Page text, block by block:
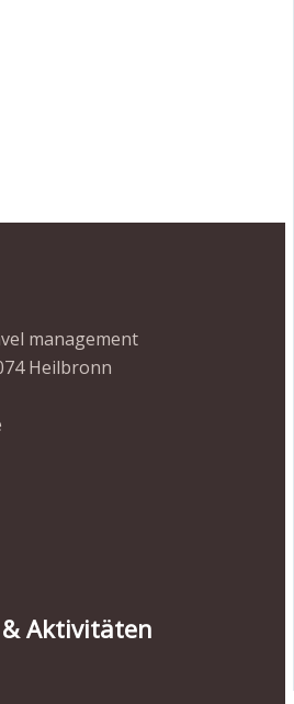
management
Heilbronn
Aktivitäten